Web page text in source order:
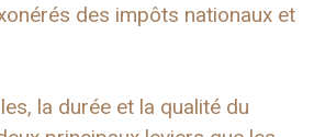
des impôts nationaux et
la durée et la qualité du